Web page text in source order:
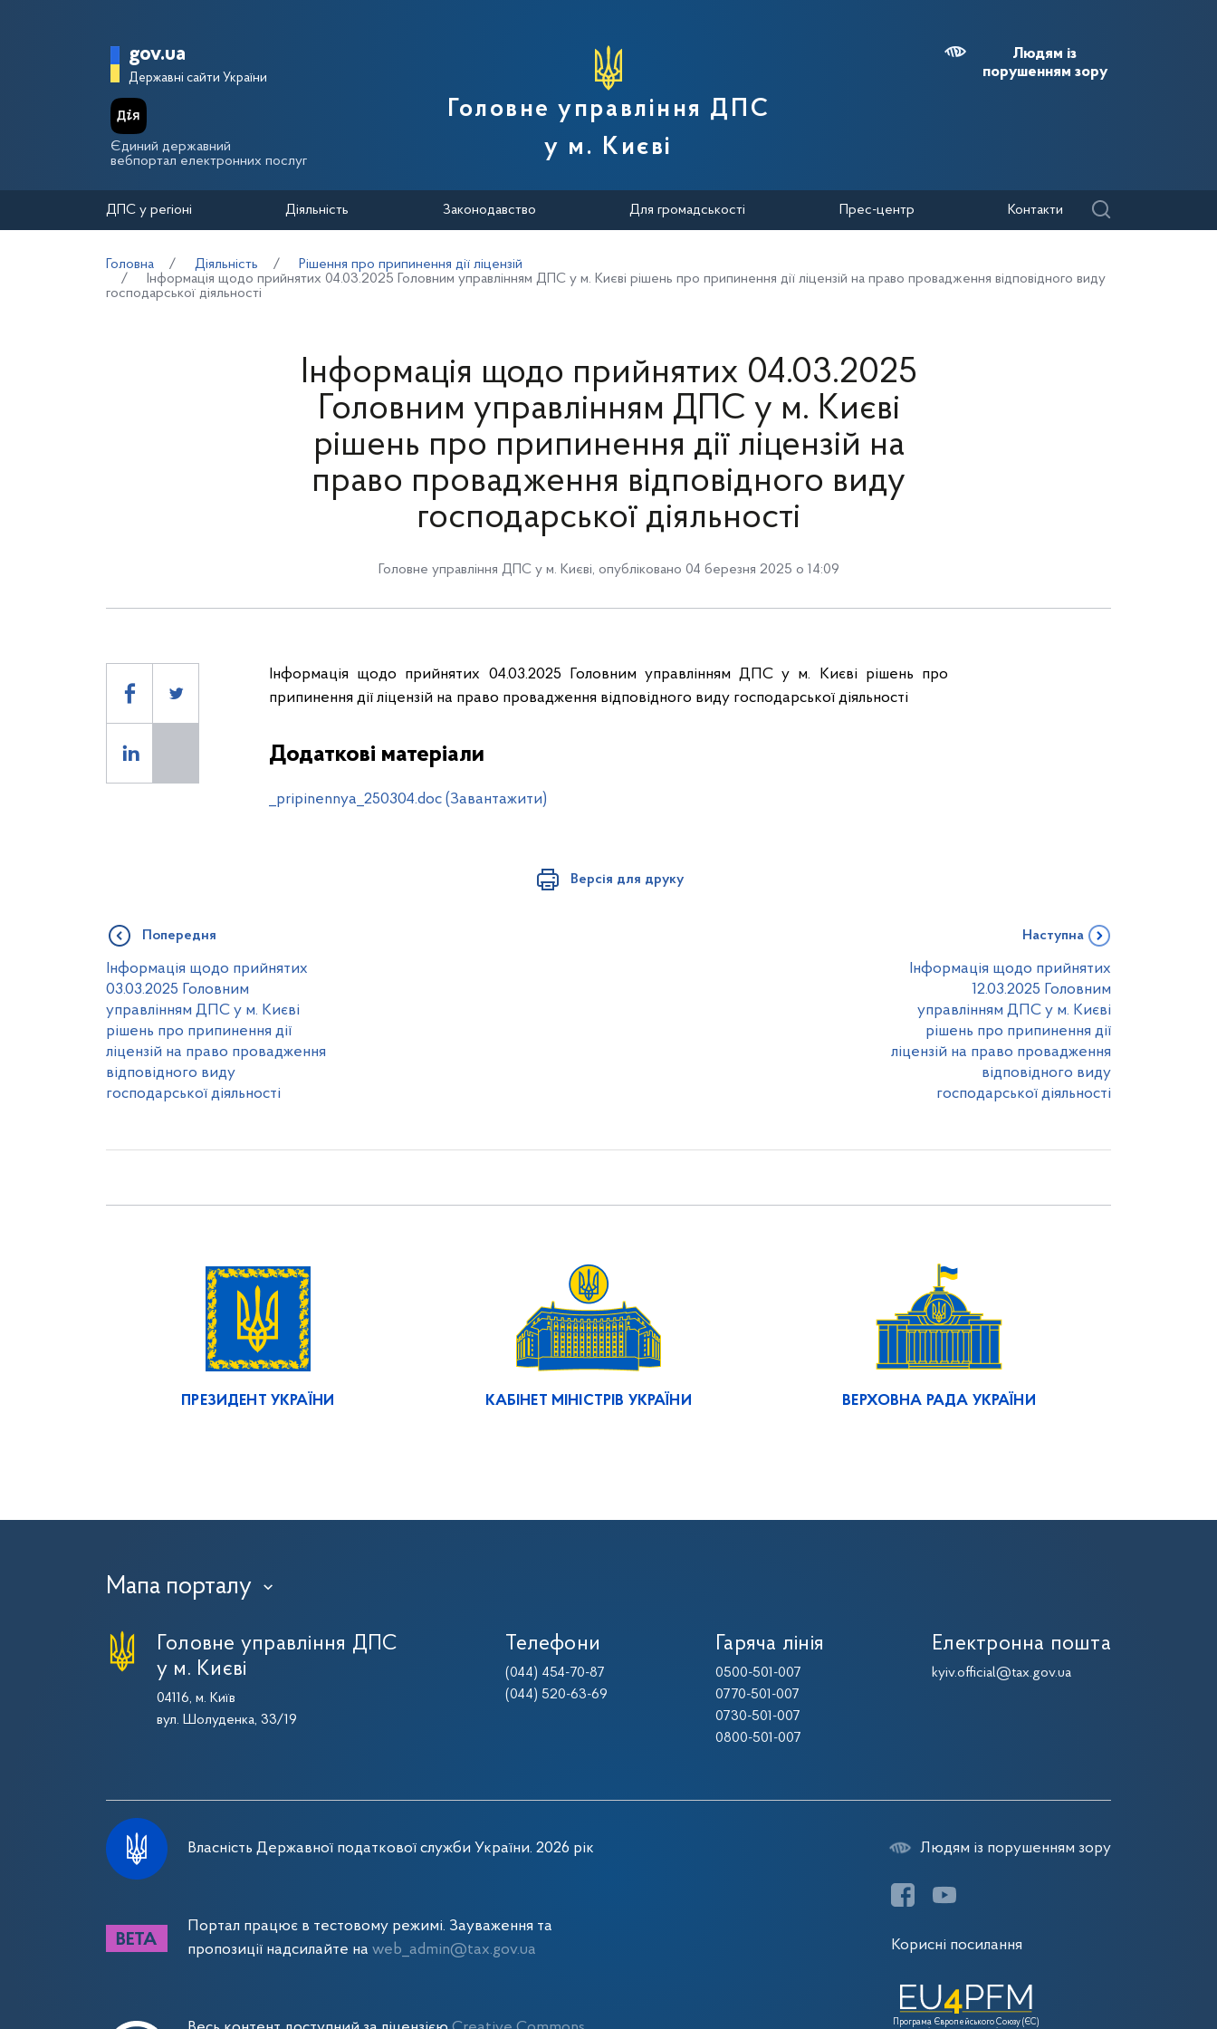
Головна сторінка Державної податкової служби України
gov.ua
Державні сайти України
Єдиний державний
вебпортал електронних послуг
Головне управління ДПС
у м. Києві
Людям із
порушенням зору
ДПС у регіоні Діяльність Законодавство Для громадськості Прес-центр Контакти
Головна Діяльність
Рішення про припинення дії ліцензій
Інформація щодо прийнятих 04.03.2025 Головним управлінням ДПС у м. Києві рішень про припинення дії ліцензій на право провадження відповідного виду
господарської діяльності
Інформація щодо прийнятих 04.03.2025
Головним управлінням ДПС у м. Києві
рішень про припинення дії ліцензій на
право провадження відповідного виду
господарської діяльності
Головне управління ДПС у м. Києві, опубліковано 04 березня 2025 о 14:09
Інформація щодо прийнятих 04.03.2025 Головним управлінням ДПС у м. Києві рішень про
припинення дії ліцензій на право провадження відповідного виду господарської діяльності
Додаткові матеріали
_pripinennya_250304.doc (Завантажити)
Версія для друку
Попередня
Інформація щодо прийнятих
03.03.2025 Головним
управлінням ДПС у м. Києві
рішень про припинення дії
ліцензій на право провадження
відповідного виду
господарської діяльності
Наступна
Інформація щодо прийнятих
12.03.2025 Головним
управлінням ДПС у м. Києві
рішень про припинення дії
ліцензій на право провадження
відповідного виду
господарської діяльності
ПРЕЗИДЕНТ УКРАЇНИ КАБІНЕТ МІНІСТРІВ УКРАЇНИ ВЕРХОВНА РАДА УКРАЇНИ
Мапа порталу ›
Головне управління ДПС
у м. Києві
04116, м. Київ
вул. Шолуденка, 33/19
Телефони
(044) 454-70-87
(044) 520-63-69
Гаряча лінія
0500-501-007
0770-501-007
0730-501-007
0800-501-007
Електронна пошта
kyiv.official@tax.gov.ua
Власність Державної податкової служби України. 2026 рік
Портал працює в тестовому режимі. Зауваження та
пропозиції надсилайте на web_admin@tax.gov.ua
Людям із порушенням зору
Корисні посилання
Програма Європейського Союзу (ЄС)